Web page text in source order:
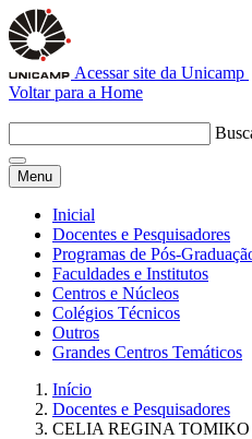
Acessar site da Unicamp
Voltar para a Home
Menu
Inicial
Docentes e Pesquisadores
Programas de Pós-
Faculdades e Institutos
Centros e Núcleos
Colégios Técnicos
Outros
Grandes Centros Temáticos
Início
Docentes e Pesquisadores
CELIA REGINA